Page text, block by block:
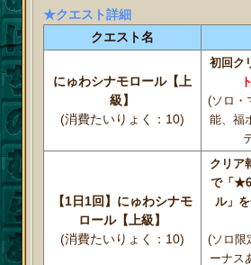
★クエスト詳細
クエスト名
にゅわシナモロール【上
級】
(消費たいりょく：10)
初回ク
(ソロ・
能、福
【1日1回】にゅわシナモ
ロール【上級】
(消費たいりょく：10)
クリア
で「
ル」
(ソロ限
ーナス